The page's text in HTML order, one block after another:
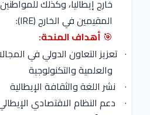
خارج إيطاليا، وكذلك
المقيمين في الخارج (IRE):
🎯 أهداف المنحة:
· تعزيز التعاون الدولي في
والعلمية والتكنولوجية
· نشر اللغة والثقافة الإيطالية
· دعم النظام الاقتصادي